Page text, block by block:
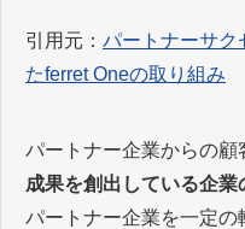
引用元： パートナーサク
たferret Oneの取り組み
パートナー企業からの顧
成果を創出している企業
パートナー企業を一定